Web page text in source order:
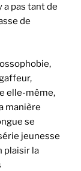
a pas tant de
de
elle-même,
manière
se
jeunesse
plaisir la